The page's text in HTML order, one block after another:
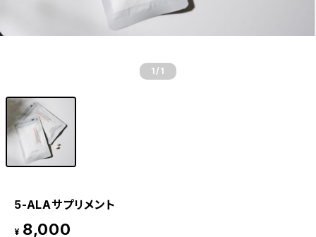
1 /1
5-ALAサプリメント
¥ 8,000